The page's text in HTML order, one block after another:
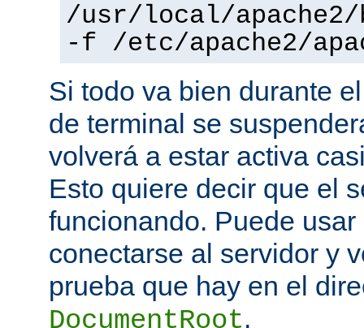
/usr/local/
-f /etc/apache2/
Si todo va bien durante
de terminal se
volverá a estar activa
Esto quiere decir que el
funcionando. Puede
conectarse al servidor y
prueba que hay en el
DocumentRoot.